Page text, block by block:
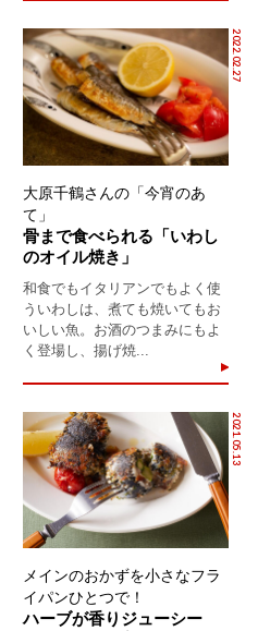
2022.02.27
大原千鶴さんの「今宵のあ
て」
骨まで食べられる「いわし
のオイル焼き」
和食でもイタリアンでもよく使
ういわしは、煮ても焼いてもお
いしい魚。お酒のつまみにもよ
く登場し、揚げ焼...
2021.05.13
メインのおかずを小さなフラ
イパンひとつで！
ハーブが香りジューシー